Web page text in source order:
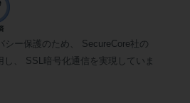
シー保護のため、 SecureCore社の
、 SSL暗号化通信を実現していま